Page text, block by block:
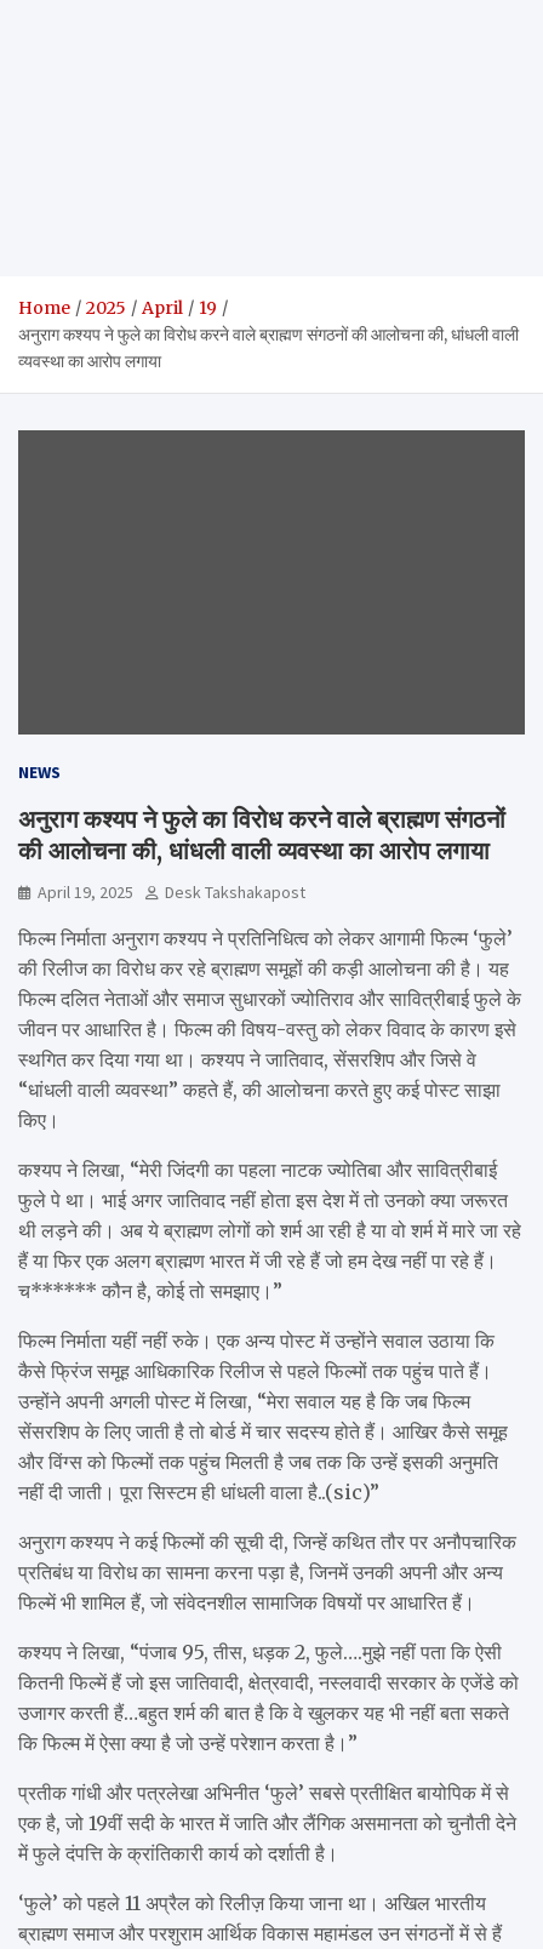
Home 2025 April
19
अनुराग कश्यप ने फुले का विरोध करने वाले ब्राह्मण संगठनों की आलोचना की, धांधली वाली
व्यवस्था का आरोप लगाया
NEWS
अनुराग कश्यप ने फुले का विरोध करने वाले ब्राह्मण संगठनों
की आलोचना की, धांधली वाली व्यवस्था का आरोप लगाया
April 19, 2025 Desk Takshakapost
फिल्म निर्माता अनुराग कश्यप ने प्रतिनिधित्व को लेकर आगामी फिल्म ‘फुले’
की रिलीज का विरोध कर रहे ब्राह्मण समूहों की कड़ी आलोचना की है। यह
फिल्म दलित नेताओं और समाज सुधारकों ज्योतिराव और सावित्रीबाई फुले के
जीवन पर आधारित है। फिल्म की विषय-वस्तु को लेकर विवाद के कारण इसे
स्थगित कर दिया गया था। कश्यप ने जातिवाद, सेंसरशिप और जिसे वे
“धांधली वाली व्यवस्था” कहते हैं, की आलोचना करते हुए कई पोस्ट साझा
किए।
कश्यप ने लिखा, “मेरी जिंदगी का पहला नाटक ज्योतिबा और सावित्रीबाई
फुले पे था। भाई अगर जातिवाद नहीं होता इस देश में तो उनको क्या जरूरत
थी लड़ने की। अब ये ब्राह्मण लोगों को शर्म आ रही है या वो शर्म में मारे जा रहे
हैं या फिर एक अलग ब्राह्मण भारत में जी रहे हैं जो हम देख नहीं पा रहे हैं।
च****** कौन है, कोई तो समझाए।”
फिल्म निर्माता यहीं नहीं रुके। एक अन्य पोस्ट में उन्होंने सवाल उठाया कि
कैसे फ्रिंज समूह आधिकारिक रिलीज से पहले फिल्मों तक पहुंच पाते हैं।
उन्होंने अपनी अगली पोस्ट में लिखा, “मेरा सवाल यह है कि जब फिल्म
सेंसरशिप के लिए जाती है तो बोर्ड में चार सदस्य होते हैं। आखिर कैसे समूह
और विंग्स को फिल्मों तक पहुंच मिलती है जब तक कि उन्हें इसकी अनुमति
नहीं दी जाती। पूरा सिस्टम ही धांधली वाला है..(sic)”
अनुराग कश्यप ने कई फिल्मों की सूची दी, जिन्हें कथित तौर पर अनौपचारिक
प्रतिबंध या विरोध का सामना करना पड़ा है, जिनमें उनकी अपनी और अन्य
फिल्में भी शामिल हैं, जो संवेदनशील सामाजिक विषयों पर आधारित हैं।
कश्यप ने लिखा, “पंजाब 95, तीस, धड़क 2, फुले….मुझे नहीं पता कि ऐसी
कितनी फिल्में हैं जो इस जातिवादी, क्षेत्रवादी, नस्लवादी सरकार के एजेंडे को
उजागर करती हैं…बहुत शर्म की बात है कि वे खुलकर यह भी नहीं बता सकते
कि फिल्म में ऐसा क्या है जो उन्हें परेशान करता है।”
प्रतीक गांधी और पत्रलेखा अभिनीत ‘फुले’ सबसे प्रतीक्षित बायोपिक में से
एक है, जो 19वीं सदी के भारत में जाति और लैंगिक असमानता को चुनौती देने
में फुले दंपत्ति के क्रांतिकारी कार्य को दर्शाती है।
‘फुले’ को पहले 11 अप्रैल को रिलीज़ किया जाना था। अखिल भारतीय
ब्राह्मण समाज और परशुराम आर्थिक विकास महामंडल उन संगठनों में से हैं